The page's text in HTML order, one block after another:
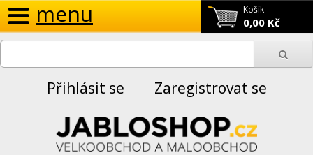
Košík
0,00 Kč
menu
Přihlásit se Zaregistrovat se